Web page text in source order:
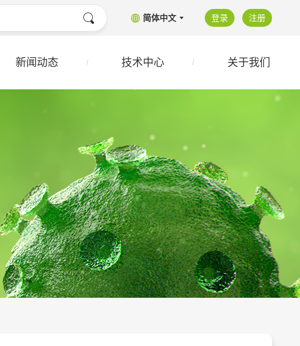
简体中文 登录 注册
新闻动态 技术中心 关于我们